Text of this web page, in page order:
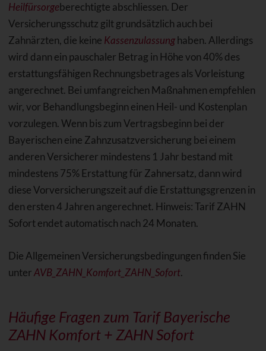
Heilfürsorgeberechtigte abschliessen. Der
Versicherungsschutz gilt grundsätzlich auch bei
Zahnärzten, die keine Kassenzulassunghaben. Allerdings
wird dann ein pauschaler Betrag in Höhe von 40% des
erstattungsfähigen Rechnungsbetrages als Vorleistung
angerechnet. Bei umfangreichen Maßnahmen empfehlen
wir, vor Behandlungsbeginn einen Heil- und Kostenplan
vorzulegen. Wenn bis zum Vertragsbeginn bei der
Bayerischen eine Zahnzusatzversicherung bei einem
anderen Versicherer mindestens 1 Jahr bestand mit
mindestens 75% Erstattung für Zahnersatz, dann wird
diese Vorversicherungszeit auf die Erstattungsgrenzen in
den ersten 4 Jahren angerechnet. Hinweis: Tarif ZAHN
Sofort endet automatisch nach 24 Monaten.
Die Allgemeinen Versicherungsbedingungen finden Sie
unterAVB_ZAHN_Komfort_ZAHN_Sofort.
Häufige Fragen zum Tarif Bayerische
ZAHN Komfort + ZAHN Sofort